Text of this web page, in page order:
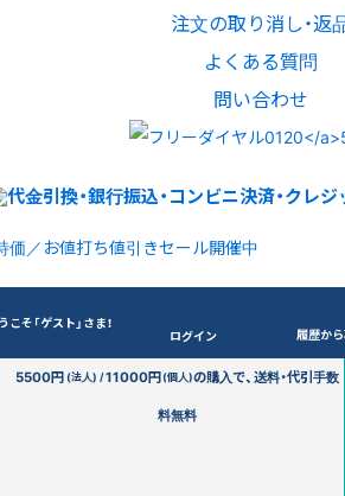
注文の取り消し・返
よくある質問
問い合わせ
価／お値打ち値引きセール開催中
こそ「ゲスト」さま！
ログイン 履歴か
5500円(法人) /11000円(個人)の購入で、送料・代引手数
料無料